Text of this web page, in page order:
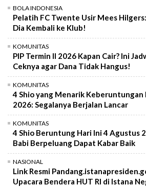
BOLA INDONESIA
Pelatih FC Twente Usir Mees
Dia Kembali ke Klub!
KOMUNITAS
PIP Termin II 2026 Kapan Cair? Ini
Ceknya agar Dana Tidak Hangus!
KOMUNITAS
4 Shio yang Menarik Keberuntungan
2026: Segalanya Berjalan Lancar
KOMUNITAS
4 Shio Beruntung Hari Ini 4 Agustus
Babi Berpeluang Dapat Kabar Baik
NASIONAL
Link Resmi
Upacara Bendera HUT RI di Istana